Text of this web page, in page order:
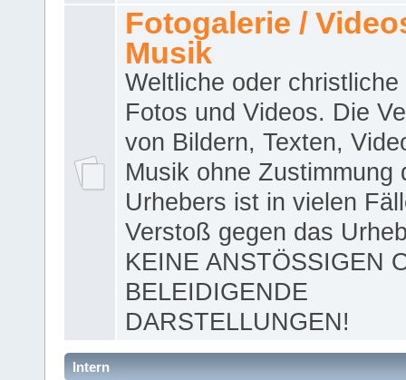
Fotogalerie /
Musik
Weltliche oder christliche
Fotos und Videos. Die
von Bildern, Texten,
Musik ohne Zustimmung
Urhebers ist in vielen
Verstoß gegen das
KEINE ANSTÖSSIGEN
BELEIDIGENDE
DARSTELLUNGEN!
Intern